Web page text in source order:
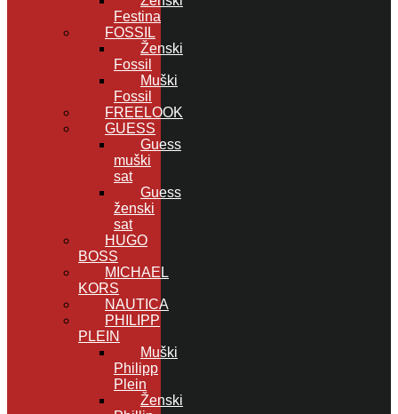
Festina
FOSSIL
Ženski
Fossil
Muški
Fossil
FREELOOK
GUESS
Guess
muški
sat
Guess
ženski
sat
HUGO
BOSS
MICHAEL
KORS
NAUTICA
PHILIPP
PLEIN
Muški
Philipp
Plein
Ženski